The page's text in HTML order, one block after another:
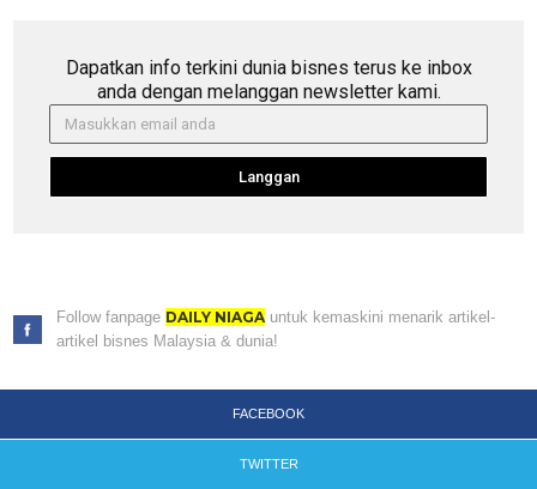
Dapatkan info terkini dunia bisnes terus ke inbox
anda dengan melanggan newsletter kami.
Langgan
Follow fanpage DAILY NIAGAuntuk kemaskini menarik artikel-
artikel bisnes Malaysia & dunia!
FACEBOOK
TWITTER